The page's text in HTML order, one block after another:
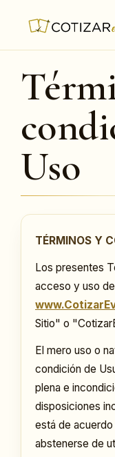
Uso
TÉRMINOS Y
Los presentes
acceso y uso
Sitio" o
El mero uso o
condición de
plena e
disposiciones
está de
abstenerse de